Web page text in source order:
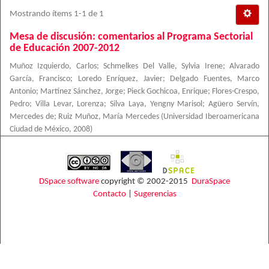
Mostrando ítems 1-1 de 1
Mesa de discusión: comentarios al Programa Sectorial
de Educación 2007-2012
Muñoz Izquierdo, Carlos;Schmelkes Del Valle, Sylvia Irene; Alvarado
García, Francisco; Loredo Enríquez, Javier;
Delgado Fuentes, Marco
Antonio; Martínez Sánchez, Jorge; Pieck Gochicoa, Enrique; Flores-Crespo,
Pedro; Villa Levar, Lorenza;Silva Laya, Yengny Marisol ;Agüero Servín,
Mercedes de; Ruiz Muñoz, María Mercedes (Universidad Iberoamericana
Ciudad de México, 2008)
DSpace software copyright © 2002-2015 DuraSpace
Contacto| Sugerencias